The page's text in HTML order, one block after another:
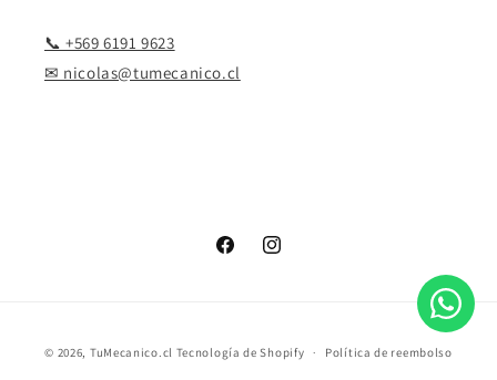
📞 +569 6191 9623
✉ nicolas@tumecanico.cl
FacebookInstagram
de
© 2026, TuMecanico.cl Tecnología de Shopify Política de reembolso